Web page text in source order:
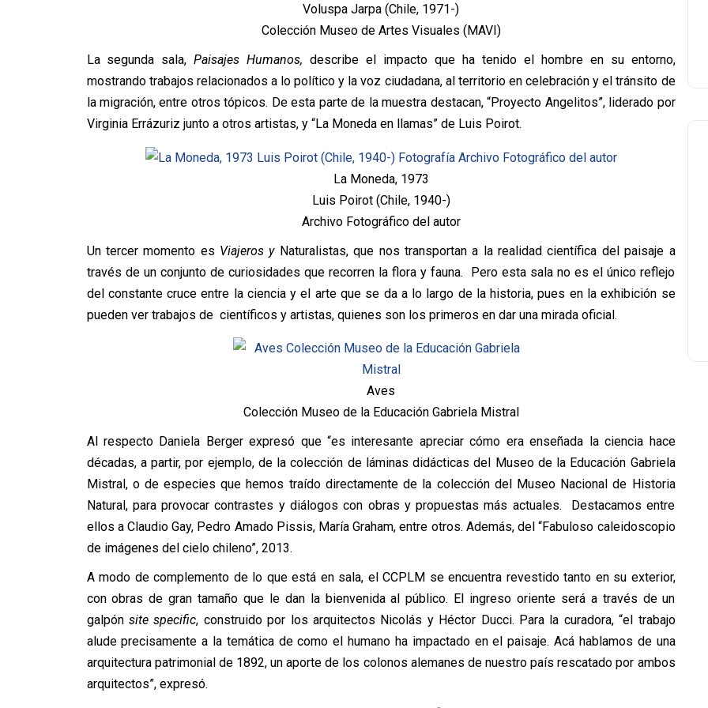
Voluspa Jarpa (Chile, 1971-)
Colección Museo de Artes Visuales (MAVI)
La segunda sala,Paisajes Humanos, describe el impacto que ha tenido el hombre en su entorno,
mostrando trabajos relacionados a lo político y la voz ciudadana, al territorio en celebración y el tránsito de
la migración, entre otros tópicos. De esta parte de la muestra destacan, “Proyecto Angelitos”, liderado por
Virginia Errázuriz junto a otros artistas, y “La Moneda en llamas” de Luis Poirot.
La Moneda, 1973
Luis Poirot (Chile, 1940-)
Archivo Fotográfico del autor
Un tercer momento es Viajeros y Naturalistas, que nos transportan a la realidad científica del paisaje a
través de un conjunto de curiosidades que recorren la flora y fauna. Pero esta sala no es el único reflejo
del constante cruce entre la ciencia y el arte que se da a lo largo de la historia, pues en la exhibición se
pueden ver trabajos de científicos y artistas, quienes son los primeros en dar una mirada oficial.
Aves
Colección Museo de la Educación Gabriela Mistral
Al respecto Daniela Berger expresó que “es interesante apreciar cómo era enseñada la ciencia hace
décadas, a partir, por ejemplo, de la colección de láminas didácticas del Museo de la Educación Gabriela
Mistral, o de especies que hemos traído directamente de la colección del Museo Nacional de Historia
Natural, para provocar contrastes y diálogos con obras y propuestas más actuales. Destacamos entre
ellos a Claudio Gay, Pedro Amado Pissis, María Graham, entre otros. Además, del “Fabuloso caleidoscopio
de imágenes del cielo chileno”, 2013.
A modo de complemento de lo que está en sala, el CCPLM se encuentra revestido tanto en su exterior,
con obras de gran tamaño que le dan la bienvenida al público. El ingreso oriente será a través de un
galpón site specific, construido por los arquitectos Nicolás y Héctor Ducci. Para la curadora, “el trabajo
alude precisamente a la temática de como el humano ha impactado en el paisaje. Acá hablamos de una
arquitectura patrimonial de 1892, un aporte de los colonos alemanes de nuestro país rescatado por ambos
arquitectos”, expresó.